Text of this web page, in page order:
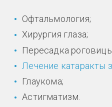
Офтальмология;
Хирургия глаза;
Пересадка
Лечение катаракты
Глаукома;
Астигматизм.